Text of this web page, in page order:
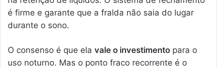
é firme e garante que a fralda não saia do lugar
durante o sono.
O consenso é que ela vale o investimento para o
uso noturno. Mas o ponto fraco recorrente é o